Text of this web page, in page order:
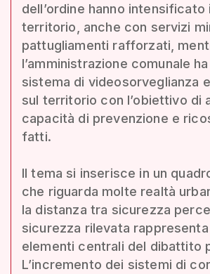
dell’ordine hanno
territorio, anche con servizi
pattugliamenti rafforzati,
l’amministrazione comunale
sistema di videosorveglianza
sul territorio con l’obiettivo di
capacità di prevenzione e
fatti.
Il tema si inserisce in un
che riguarda molte realtà
la distanza tra sicurezza
sicurezza rilevata
elementi centrali del dibattito
L’incremento dei sistemi di